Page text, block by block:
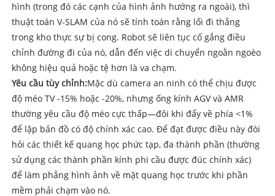
hình (trong đó các cạnh của hình ảnh hướng ra ngoài), thì
thuật toán V-SLAM của nó sẽ tính toán rằng lối đi thẳng
trong kho thực sự bị cong. Robot sẽ liên tục cố gắng điều
chỉnh đường đi của nó, dẫn đến việc di chuyển ngoằn ngoèo
không hiệu quả hoặc tệ hơn là va chạm.
Yêu cầu tùy chỉnh:Mặc dù camera an ninh có thể chịu được
độ méo TV -15% hoặc -20%, nhưng ống kính AGV và AMR
thường yêu cầu độ méo cực thấp—đôi khi đẩy về phía <1%
để lập bản đồ có độ chính xác cao. Để đạt được điều này đòi
hỏi các thiết kế quang học phức tạp, đa thành phần (thường
sử dụng các thành phần kính phi cầu được đúc chính xác)
để làm phẳng hình ảnh về mặt quang học trước khi phần
mềm phải chạm vào nó.